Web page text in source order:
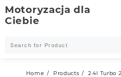
Skip
to
content
Motoryzacja dla
Ciebie
Home Products 2.4l Turbo